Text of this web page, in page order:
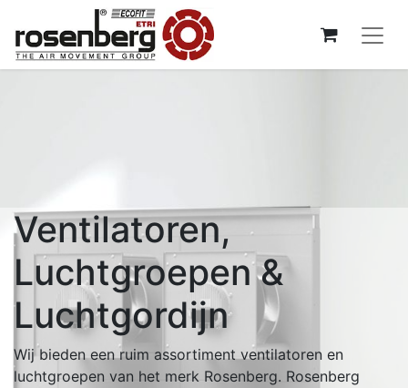
Ventilatoren,
Luchtgroepen &
Luchtgordijn
Wij bieden een ruim assortiment ventilatoren en
luchtgroepen van het merk Rosenberg. Rosenberg